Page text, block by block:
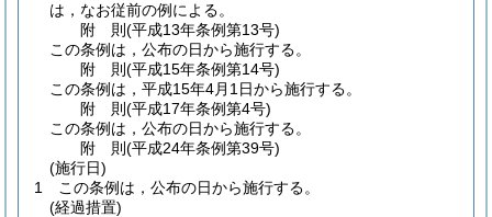
は，なお従前の例による。
附 則(平成13年条例第13号)
この条例は，公布の日から施行する。
附 則(平成15年条例第14号)
この条例は，平成15年4月1日から施行する。
附 則(平成17年条例第4号)
この条例は，公布の日から施行する。
附 則(平成24年条例第39号)
(施行日)
1
この条例は，公布の日から施行する。
(経過措置)